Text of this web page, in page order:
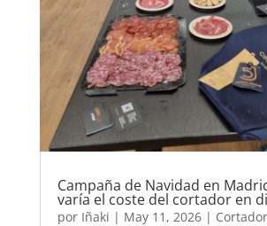
Campaña de Navidad en
varía el coste del cortador en
por Iñaki | May 11, 2026|